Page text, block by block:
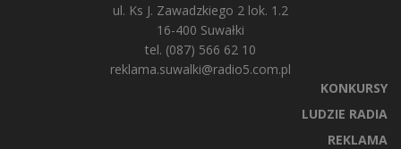
ul. Ks J. Zawadzkiego 2 lok. 1.2
16-400 Suwałki
tel. (087) 566 62 10
reklama.suwalki@radio5.com.pl
KONKURSY
LUDZIE RADIA
REKLAMA